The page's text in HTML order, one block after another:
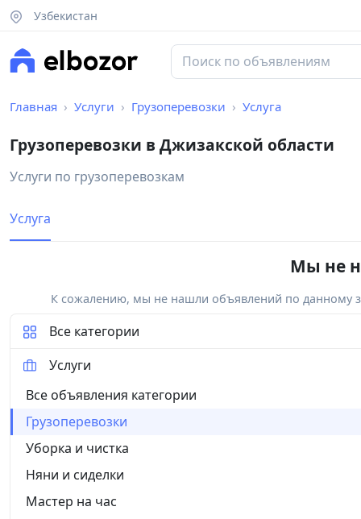
Узбекистан
Главная Услуги Грузоперевозки Услуга
Грузоперевозки в Джизакской области
Услуги по грузоперевозкам
Услуга
Мы не
К сожалению, мы не нашли объявлений по данному
Все категории
Услуги
Все объявления категории
Грузоперевозки
Уборка и чистка
Няни и сиделки
Мастер на час